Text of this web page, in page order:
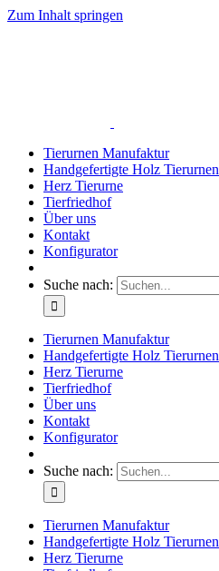
Zum Inhalt springen
Tierurnen Manufaktur
Handgefertigte Holz Tierurnen
Herz Tierurne
Tierfriedhof
Über uns
Kontakt
Konfigurator
Suche nach:
Tierurnen Manufaktur
Handgefertigte Holz Tierurnen
Herz Tierurne
Tierfriedhof
Über uns
Kontakt
Konfigurator
Suche nach:
Tierurnen Manufaktur
Handgefertigte Holz Tierurnen
Herz Tierurne